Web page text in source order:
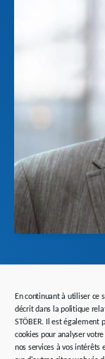
En continuant à utiliser ce
décrit dans la politique
STÖBER. Il est également
cookies pour analyser
nos services à vos intérêts
„Les
entièrement sans
n’avoir besoin